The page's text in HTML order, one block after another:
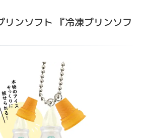
リンソフト 『冷凍プリンソフ